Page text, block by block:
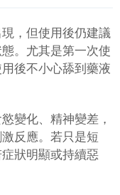
，但使用後仍建議
。尤其是第一次使
後不小心舔到藥液
變化、精神變差，
反應。若只是短
狀明顯或持續惡